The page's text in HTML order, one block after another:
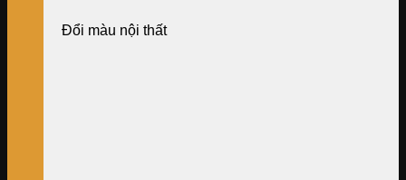
Đổi màu nội thất